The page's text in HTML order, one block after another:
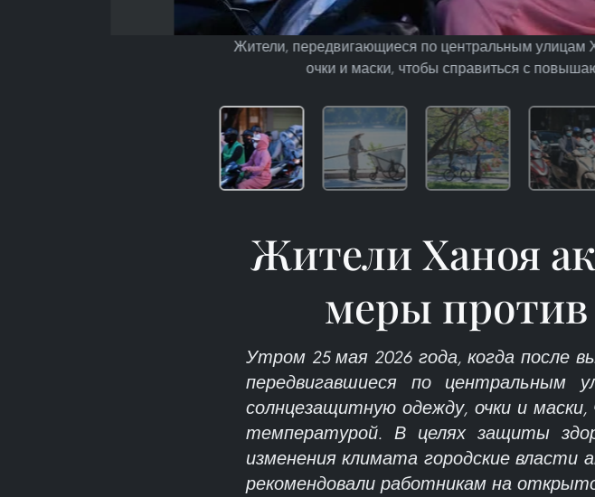
Жители, передвигающиеся по центральным улицам
очки и маски, чтобы справиться с
Жители Ханоя
меры
Утром 25 мая 2026 года, когда после
передвигавшиеся по центральным
солнцезащитную одежду, очки и
температурой. В целях защиты
изменения климата городские власти
рекомендовали работникам на